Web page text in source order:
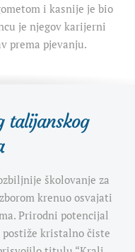
i kasnije je bio
je njegov karijerni
prema pjevanju.
talijanskog
školovanje za
krenuo osvajati
Prirodni potencijal
kristalno čiste